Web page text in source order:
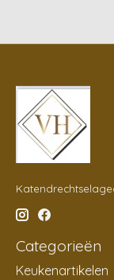
Categorieën
Keukenartikelen